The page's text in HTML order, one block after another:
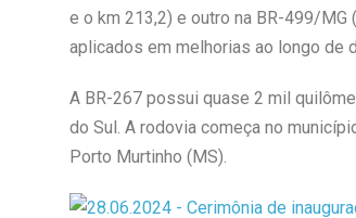
e o km 213,2) e outro na BR-499/
aplicados em melhorias ao longo de
A BR-267 possui quase 2 mil
do Sul. A rodovia começa no
Porto Murtinho (MS).